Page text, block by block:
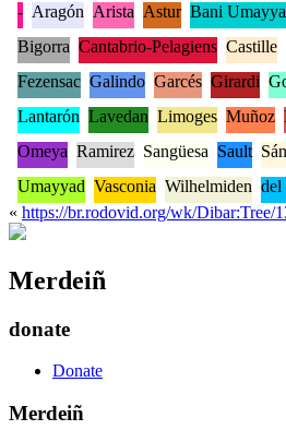
- Aragón Arista Astur Bani
Bigorra Cantabrio-Pelagiens Castille
Fezensac Galindo Garcés Girardi
Lantarón Lavedan Limoges Muñoz
Omeya Ramirez Sangüesa Sault
Umayyad Vasconia Wilhelmiden del
« https://br.rodovid.org/wk/Dibar:Tree/
Merdeiñ
donate
Donate
Merdeiñ